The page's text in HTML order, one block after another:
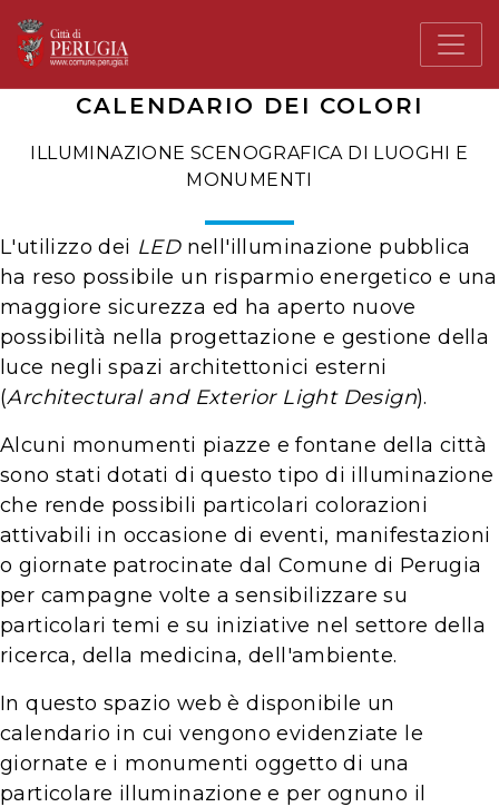
CALENDARIO DEI COLORI
ILLUMINAZIONE SCENOGRAFICA DI LUOGHI E
MONUMENTI
L'utilizzo dei LEDnell'illuminazione pubblica
ha reso possibile un risparmio energetico e una
maggiore sicurezza ed ha aperto nuove
possibilità nella progettazione e gestione della
luce negli spazi architettonici esterni
(Architectural and Exterior Light Design).
Alcuni monumenti piazze e fontane della città
sono stati dotati di questo tipo di illuminazione
che rende possibili particolari colorazioni
attivabili in occasione di eventi, manifestazioni
o giornate patrocinate dal Comune di Perugia
per campagne volte a sensibilizzare su
particolari temi e su iniziative nel settore della
ricerca, della medicina, dell'ambiente.
In questo spazio web è disponibile un
calendario in cui vengono evidenziate le
giornate e i monumenti oggetto di una
particolare illuminazione e per ognuno il